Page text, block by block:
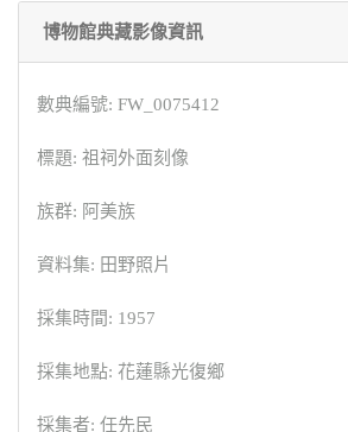
博物館典藏影像資訊
數典編號: FW_0075412
標題: 祖祠外面刻像
族群: 阿美族
資料集: 田野照片
採集時間: 1957
採集地點: 花蓮縣光復鄉
採集者: 任先民